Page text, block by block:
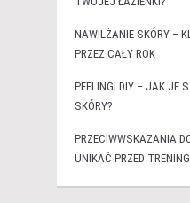
NAWILŻANIE SKÓRY –
PRZEZ CAŁY ROK
PEELINGI DIY – JAK JE
SKÓRY?
PRZECIWWSKAZANIA
UNIKAĆ PRZED